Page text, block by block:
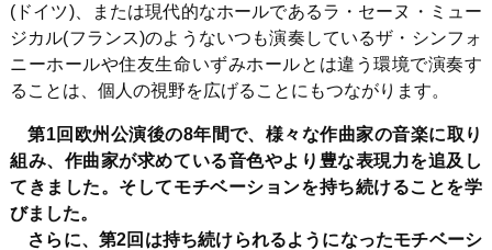
(ドイツ)、または現代的なホールであるラ・セーヌ・ミュー
ジカル(フランス)のようないつも演奏しているザ・シンフォ
ニーホールや住友生命いずみホールとは違う環境で演奏す
ることは、個人の視野を広げることにもつながります。
第1回欧州公演後の8年間で、様々な作曲家の音楽に取り
組み、作曲家が求めている音色やより豊な表現力を追及し
てきました。そしてモチベーションを持ち続けることを学
びました。
さらに、第2回は持ち続けられるようになったモチベーシ